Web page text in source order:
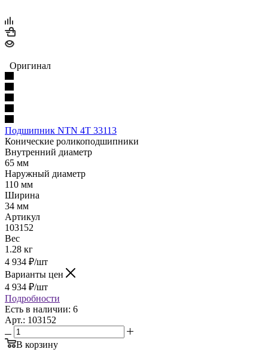
Оригинал
Подшипник NTN 4T 33113
Конические роликоподшипники
Внутренний диаметр
65 мм
Наружный диаметр
110 мм
Ширина
34 мм
Артикул
103152
Вес
1.28 кг
4 934 ₽/шт
Варианты цен
4 934 ₽/шт
Подробности
Есть в наличии: 6
Арт.: 103152
В корзину